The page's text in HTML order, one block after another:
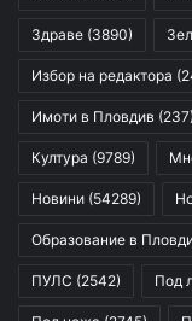
Здраве (3890)
Избор на редактора
Имоти в Пловдив (237)
Култура (9789)
Новини (54289)
Образование в
ПУЛС (2542) Под